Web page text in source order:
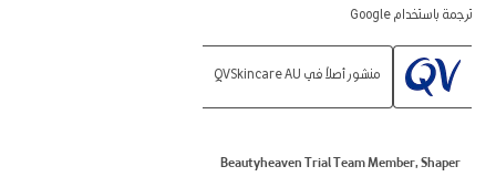
ترجمة باستخدام Google
منشور أصلاً في QVSkincare AU
Beautyheaven Trial Team Member, Shaper